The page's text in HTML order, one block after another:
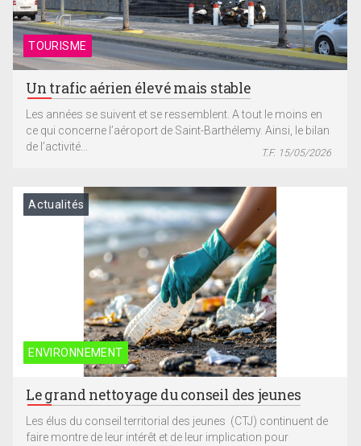
TOURISME
Un trafic aérien élevé mais stable
Les années se suivent et se ressemblent. A tout le moins en
ce qui concerne l’aéroport de Saint-Barthélemy. Ainsi, le bilan
de l’activité...
T.F. 15/05/2026
ENVIRONNEMENT
Actualités
Le grand nettoyage du conseil des jeunes
Les élus du conseil territorial des jeunes (CTJ) continuent de
faire montre de leur intérêt et de leur implication pour